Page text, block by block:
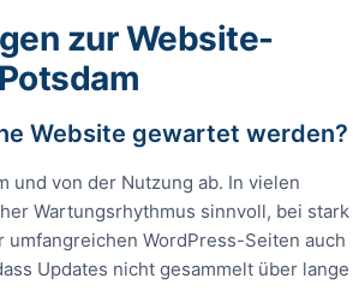
zur Website-
Website gewartet werden?
und von der Nutzung ab. In vielen
Wartungsrhythmus sinnvoll, bei stark
umfangreichen WordPress-Seiten auch
Updates nicht gesammelt über lange